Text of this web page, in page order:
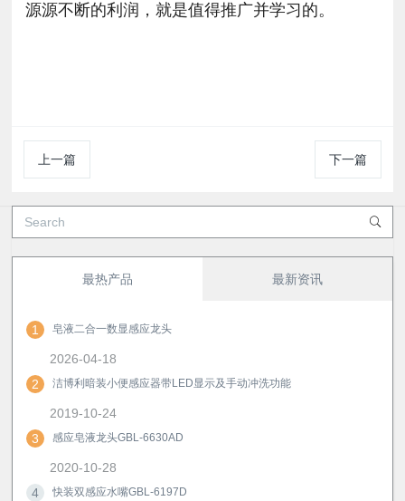
源源不断的利润，就是值得推广并学习的。
上一篇 下一篇
最热产品 最新资讯
1 皂液二合一数显感应龙头
2026-04-18
2
洁博利暗装小便感应器带LED显示及手动冲洗功能
2019-10-24
3
感应皂液龙头GBL-6630AD
2020-10-28
4
快装双感应水嘴GBL-6197D